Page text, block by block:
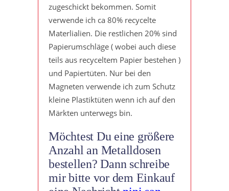
zugeschickt bekommen. Somit
verwende ich ca 80% recycelte
Materlialien. Die restlichen 20% sind
Papierumschläge ( wobei auch diese
teils aus recyceltem Papier bestehen )
und Papiertüten. Nur bei den
Magneten verwende ich zum Schutz
kleine Plastiktüten wenn ich auf den
Märkten unterwegs bin.
Möchtest Du eine größere
Anzahl an Metalldosen
bestellen? Dann schreibe
mir bitte vor dem Einkauf